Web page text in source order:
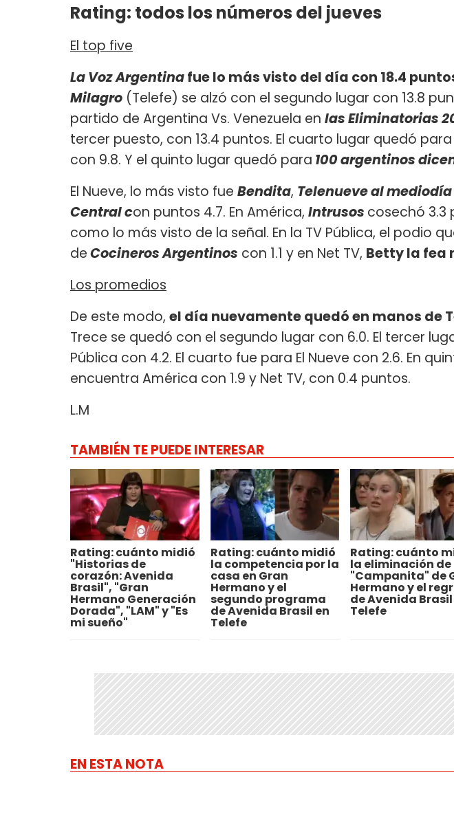
Rating: todos los números del jueves
El top five
La Voz Argentinafue lo más visto del día con 18.4
Milagro (Telefe) se alzó con el segundo lugar con 13.8
partido de Argentina Vs. Venezuela en las Eliminatorias
tercer puesto, con 13.4 puntos. El cuarto lugar quedó para
con 9.8. Y el quinto lugar quedó para 100 argentinos
El Nueve, lo más visto fue Bendita, Telenueve al mediodía
Centralcon puntos 4.7. En América, Intrusos cosechó 3.3
como lo más visto de la señal. En la TV Pública, el podio
deCocineros Argentinos con 1.1 y en Net TV, Betty la fea
Los promedios
De este modo, el día nuevamente quedó en manos de
Trece se quedó con el segundo lugar con 6.0. El tercer
Pública con 4.2. El cuarto fue para El Nueve con 2.6. En
encuentra América con 1.9 y Net TV, con 0.4 puntos.
L.M
TAMBIÉN TE PUEDE INTERESAR
Rating: cuánto midió
"Historias de
corazón: Avenida
Brasil", "Gran
Hermano Generación
Dorada", "LAM" y "Es
mi sueño"
Rating: cuánto midió
la competencia por la
casa en Gran
Hermano y el
segundo programa
de Avenida Brasil en
Telefe
Rating: cuánto
la eliminación de
"Campanita" de
Hermano y el
de Avenida Brasil
Telefe
EN ESTA NOTA